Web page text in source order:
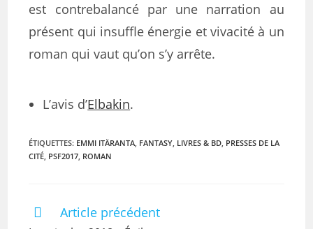
est contrebalancé par une narration au
présent qui insuffle énergie et vivacité à un
roman qui vaut qu’on s’y arrête.
L’avis d’Elbakin.
ÉTIQUETTES: EMMI ITÄRANTA, FANTASY, LIVRES & BD, PRESSES DE LA
CITÉ, PSF2017, ROMAN
Article précédent